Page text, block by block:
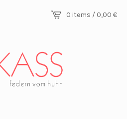
0 items / 0,00 €